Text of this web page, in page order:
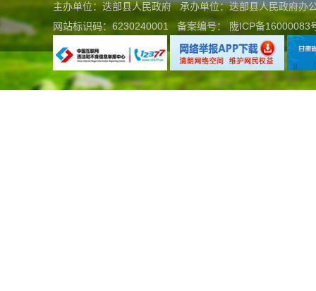
主办单位：迭部县人民政府 承办单位：迭部县人民政府
网站标识码：6230240001
备案编号： 陇ICP备16000083